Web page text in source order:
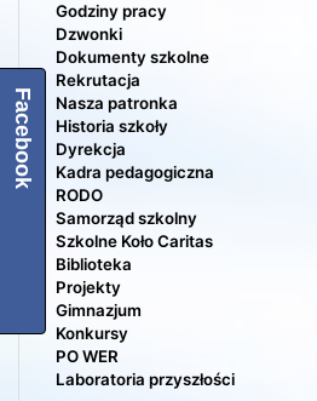
Godziny pracy
Dzwonki
Dokumenty szkolne
Rekrutacja
Nasza patronka
Historia szkoły
Dyrekcja
Kadra pedagogiczna
RODO
Samorząd szkolny
Szkolne Koło Caritas
Biblioteka
Projekty
Gimnazjum
Konkursy
PO WER
Laboratoria przyszłości
Facebook